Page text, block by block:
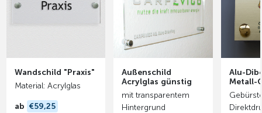
Wandschild "Praxis"
Material: Acrylglas
ab €59,25
Außenschild
Acrylglas günstig
mit transparentem
Hintergrund
Alu-
Metall-